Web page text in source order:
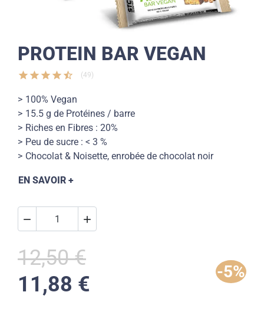
PROTEIN BAR VEGAN
star star star star star_half (49)
100% Vegan
15.5 g de Protéines / barre
Riches en Fibres : 20%
Peu de sucre : < 3 %
Chocolat & Noisette, enrobée de chocolat noir
EN SAVOIR +
 
12,50 €
11,88 €
-5%